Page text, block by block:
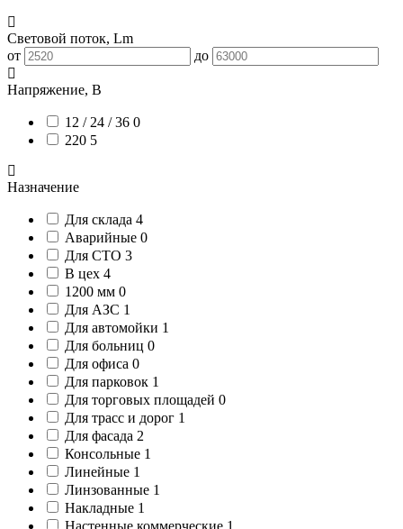
Световой поток, Lm
от
до
Напряжение, В
12 / 24 / 36 0
220 5
Назначение
Для склада 4
Аварийные 0
Для СТО 3
В цех 4
1200 мм 0
Для АЗС 1
Для автомойки 1
Для больниц 0
Для офиса 0
Для парковок 1
Для торговых площадей 0
Для трасс и дорог 1
Для фасада 2
Консольные 1
Линейные 1
Линзованные 1
Накладные 1
Настенные коммерческие 1